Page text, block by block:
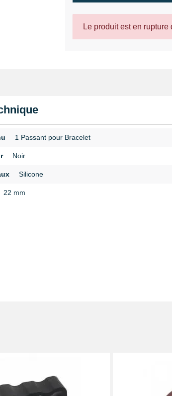
Le produit est en rupture
1 Passant pour Bracelet
Noir
Silicone
22 mm